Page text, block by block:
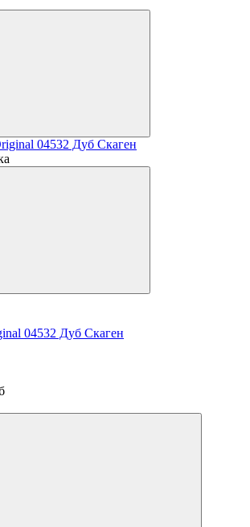
04532 Дуб Скаген